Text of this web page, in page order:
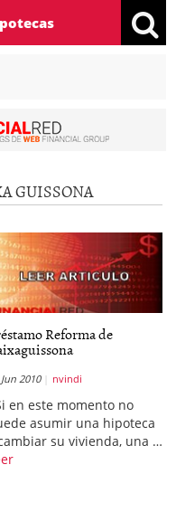
GUISSONA
Reforma de
Jun 2010 nvindi
en este momento no
asumir una hipoteca
su vivienda, una …